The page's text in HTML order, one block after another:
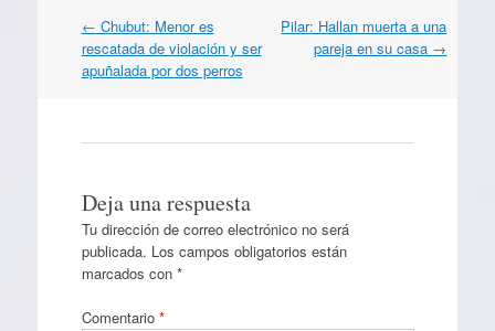
Navegación
por
artículos
← Chubut: Menor es
rescatada de violación y ser
apuñalada por dos perros
Pilar: Hallan muerta a una
pareja en su casa →
Deja una respuesta
Tu dirección de correo electrónico no será
publicada. Los campos obligatorios están
marcados con *
Comentario *